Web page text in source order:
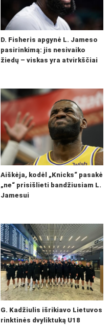
D. Fisheris apgynė L. Jameso
pasirinkimą: jis nesivaiko
žiedų – viskas yra atvirkščiai
Aiškėja, kodėl „Knicks“ pasakė
„ne“ prisišlieti bandžiusiam L.
Jamesui
G. Kadžiulis išrikiavo Lietuvos
rinktinės dvyliktuką U18